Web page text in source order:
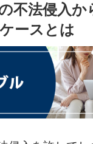
不法侵入か
ースとは